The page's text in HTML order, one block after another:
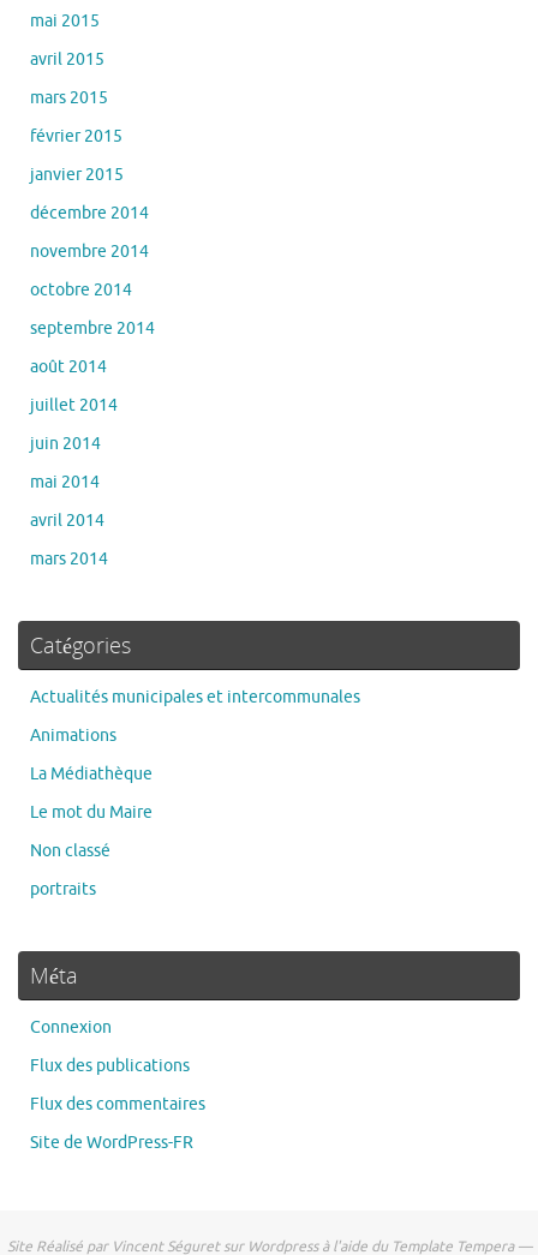
mai 2015
avril 2015
mars 2015
février 2015
janvier 2015
décembre 2014
novembre 2014
octobre 2014
septembre 2014
août 2014
juillet 2014
juin 2014
mai 2014
avril 2014
mars 2014
Catégories
Actualités municipales et intercommunales
Animations
La Médiathèque
Le mot du Maire
Non classé
portraits
Méta
Connexion
Flux des publications
Flux des commentaires
Site de WordPress-FR
Site Réalisé par Vincent Séguret sur Wordpress à l'aide du Template Tempera —